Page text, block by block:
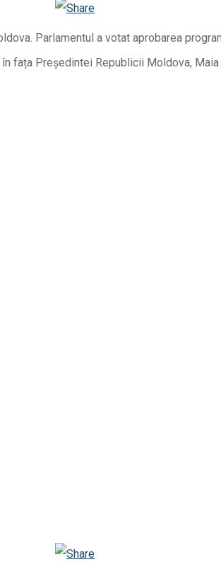
Odnoklassniki
Parlamentul a votat aprobarea
fața Președintei Republicii Moldova, Maia
Odnoklassniki